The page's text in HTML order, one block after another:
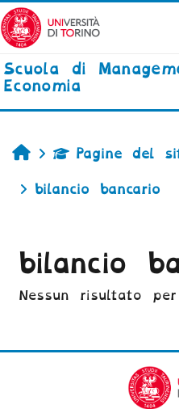
Vai al contenuto
Scuola di
Economia
HomePagine del
bilancio bancario
bilancio
Nessun risultato